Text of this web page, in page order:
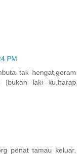
PM
tak hengat,geram
laki ku,harap
penat tamau keluar,